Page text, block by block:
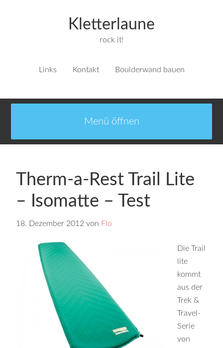
Kletterlaune
rock it!
Links Kontakt Boulderwand bauen
Therm-a-Rest Trail Lite
– Isomatte – Test
18. Dezember 2012 von Flo
Die Trail
lite
kommt
aus der
Trek &
Travel-
Serie
von